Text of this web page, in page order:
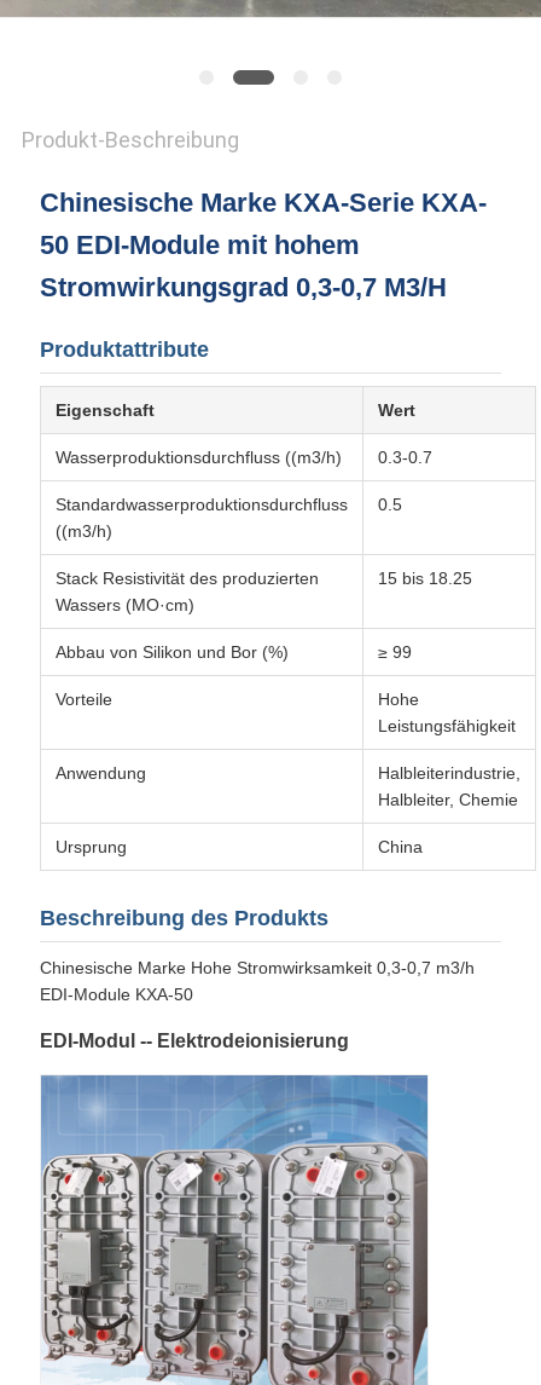
Produkt-Beschreibung
Chinesische Marke KXA-Serie KXA-
50 EDI-Module mit hohem
Stromwirkungsgrad 0,3-0,7 M3/H
Produktattribute
Eigenschaft Wert
Wasserproduktionsdurchfluss ((m3/h) 0.3-0.7
Standardwasserproduktionsdurchfluss
((m3/h)
0.5
Stack Resistivität des produzierten
Wassers (MO·cm)
15 bis 18.25
Abbau von Silikon und Bor (%) ≥ 99
Vorteile
Hohe
Leistungsfähigkeit
Anwendung
Halbleiterindustrie,
Halbleiter, Chemie
Ursprung China
Beschreibung des Produkts
Chinesische Marke Hohe Stromwirksamkeit 0,3-0,7 m3/h
EDI-Module KXA-50
EDI-Modul -- Elektrodeionisierung